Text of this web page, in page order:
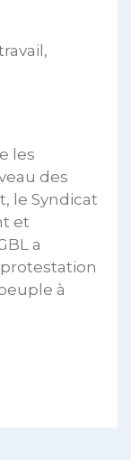
les
des
le Syndicat
et
a
à